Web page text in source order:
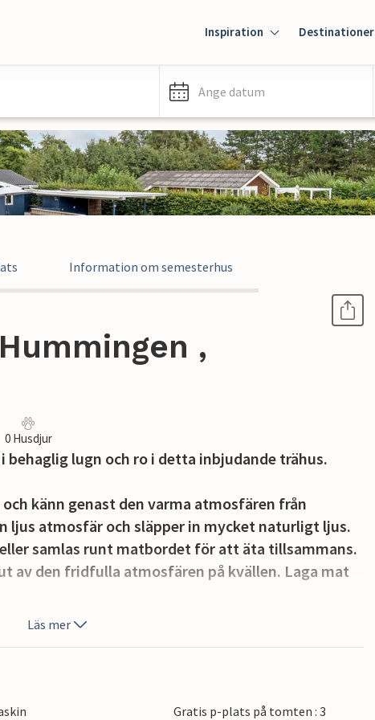
Inspiration Destinationer
Ange datum
Information om semesterhus
,
0 Husdjur
behaglig lugn och ro i detta inbjudande trähus.
känn genast den varma atmosfären från
ljus atmosfär och släpper in mycket naturligt ljus.
samlas runt matbordet för att äta tillsammans.
av den fridfulla atmosfären på kvällen. Laga mat
konstens alla regler och låt blicken vandra över
Läs mer
Gratis p-plats på tomten : 3